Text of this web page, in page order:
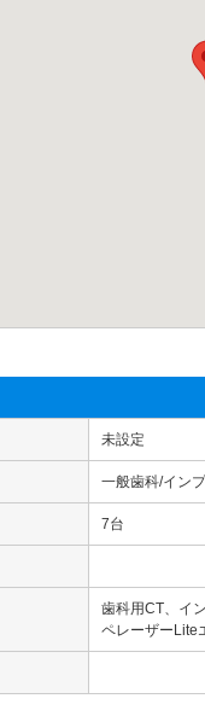
未設定
一般歯科/イン
7台
歯科用CT、イ
ペレーザーLite